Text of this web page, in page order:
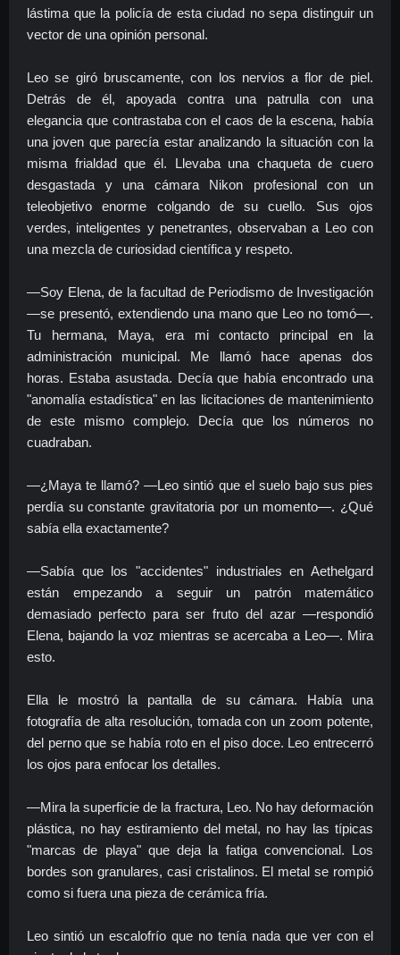
lástima que la policía de esta ciudad no sepa distinguir un
vector de una opinión personal.
Leo se giró bruscamente, con los nervios a flor de piel.
Detrás de él, apoyada contra una patrulla con una
elegancia que contrastaba con el caos de la escena, había
una joven que parecía estar analizando la situación con la
misma frialdad que él. Llevaba una chaqueta de cuero
desgastada y una cámara Nikon profesional con un
teleobjetivo enorme colgando de su cuello. Sus ojos
verdes, inteligentes y penetrantes, observaban a Leo con
una mezcla de curiosidad científica y respeto.
—Soy Elena, de la facultad de Periodismo de Investigación
—se presentó, extendiendo una mano que Leo no tomó—.
Tu hermana, Maya, era mi contacto principal en la
administración municipal. Me llamó hace apenas dos
horas. Estaba asustada. Decía que había encontrado una
"anomalía estadística" en las licitaciones de mantenimiento
de este mismo complejo. Decía que los números no
cuadraban.
—¿Maya te llamó? —Leo sintió que el suelo bajo sus pies
perdía su constante gravitatoria por un momento—. ¿Qué
sabía ella exactamente?
—Sabía que los "accidentes" industriales en Aethelgard
están empezando a seguir un patrón matemático
demasiado perfecto para ser fruto del azar —respondió
Elena, bajando la voz mientras se acercaba a Leo—. Mira
esto.
Ella le mostró la pantalla de su cámara. Había una
fotografía de alta resolución, tomada con un zoom potente,
del perno que se había roto en el piso doce. Leo entrecerró
los ojos para enfocar los detalles.
—Mira la superficie de la fractura, Leo. No hay deformación
plástica, no hay estiramiento del metal, no hay las típicas
"marcas de playa" que deja la fatiga convencional. Los
bordes son granulares, casi cristalinos. El metal se rompió
como si fuera una pieza de cerámica fría.
Leo sintió un escalofrío que no tenía nada que ver con el